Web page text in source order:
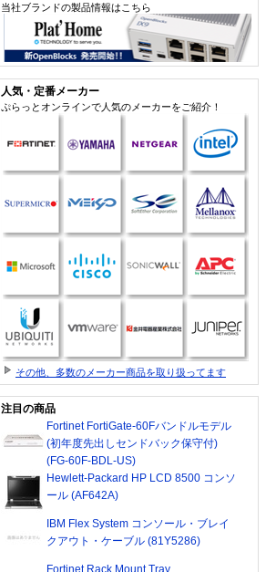
当社ブランドの製品情報はこちら
人気・定番メーカー
ぷらっとオンラインで人気のメーカーをご紹介！
その他、多数のメーカー商品を取り扱ってます
注目の商品
Fortinet FortiGate-60Fバンドルモデル
(初年度先出しセンドバック保守付)
(FG-60F-BDL-US)
Hewlett-Packard HP LCD 8500 コンソ
ール (AF642A)
IBM Flex System コンソール・ブレイ
クアウト・ケーブル (81Y5286)
Fortinet Rack Mount Tray